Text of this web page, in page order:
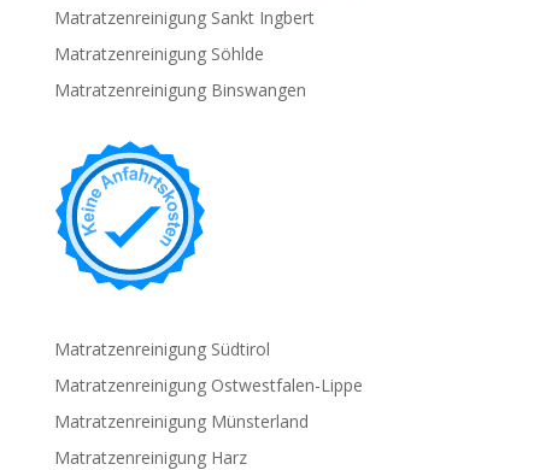
Matratzenreinigung Sankt Ingbert
Matratzenreinigung Söhlde
Matratzenreinigung Binswangen
Matratzenreinigung Südtirol
Matratzenreinigung Ostwestfalen-Lippe
Matratzenreinigung Münsterland
Matratzenreinigung Harz